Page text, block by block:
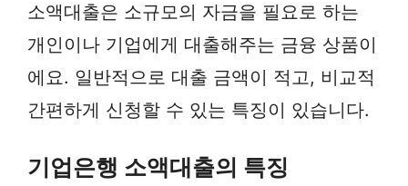
소액대출은 소규모의 자금을 필요로 하는
개인이나 기업에게 대출해주는 금융 상품이
에요. 일반적으로 대출 금액이 적고, 비교적
간편하게 신청할 수 있는 특징이 있습니다.
기업은행 소액대출의 특징